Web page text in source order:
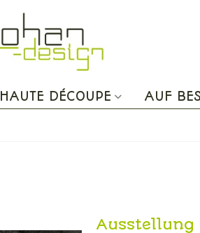
HAUTE DÉCOUPE AUF
Ausstellung